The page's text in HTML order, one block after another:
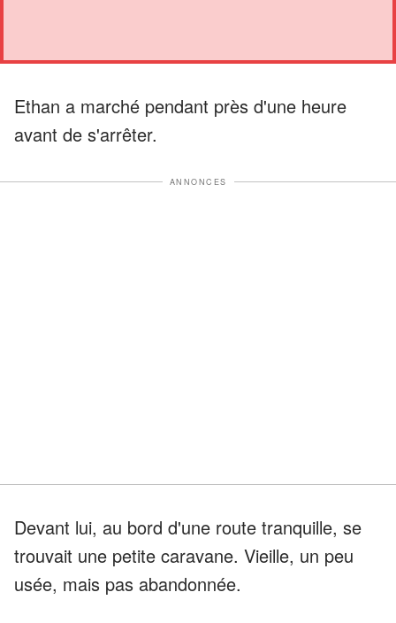
Ethan a marché pendant près d'une heure
avant de s'arrêter.
ANNONCES
Devant lui, au bord d'une route tranquille, se
trouvait une petite caravane. Vieille, un peu
usée, mais pas abandonnée.